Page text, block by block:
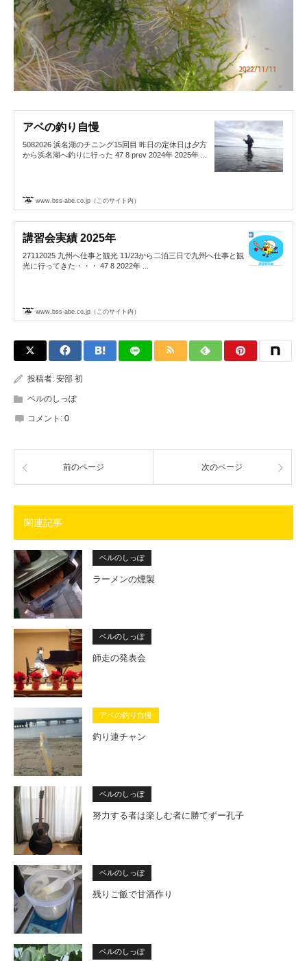
アベの釣り自慢
5082026 浜名湖のチニング15回目 昨日の定休日は夕方
から浜名湖へ釣りに行った 47 8 prev 2024年 2025年 ...
www.bss-abe.co.jp（このサイト内）
講習会実績 2025年
27112025 九州へ仕事と観光 11/23から二泊三日で九州へ仕事と観
光に行ってきた・・・ 47 8 2022年 ...
www.bss-abe.co.jp（このサイト内）
投稿者: 安部 初
ベルのしっぽ
コメント: 0
前のページ 次のページ
関連記事
ベルのしっぽ
ラーメンの燻製
ベルのしっぽ
師走の発表会
アベの釣り自慢
釣り連チャン
ベルのしっぽ
努力する者は楽しむ者に勝てずー孔子
ベルのしっぽ
残りご飯で甘酒作り
ベルのしっぽ